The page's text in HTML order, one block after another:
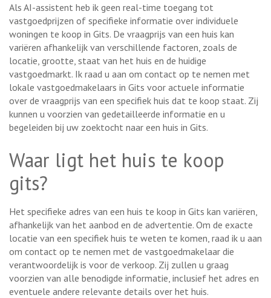
Als AI-assistent heb ik geen real-time toegang tot
vastgoedprijzen of specifieke informatie over individuele
woningen te koop in Gits. De vraagprijs van een huis kan
variëren afhankelijk van verschillende factoren, zoals de
locatie, grootte, staat van het huis en de huidige
vastgoedmarkt. Ik raad u aan om contact op te nemen met
lokale vastgoedmakelaars in Gits voor actuele informatie
over de vraagprijs van een specifiek huis dat te koop staat. Zij
kunnen u voorzien van gedetailleerde informatie en u
begeleiden bij uw zoektocht naar een huis in Gits.
Waar ligt het huis te koop
gits?
Het specifieke adres van een huis te koop in Gits kan variëren,
afhankelijk van het aanbod en de advertentie. Om de exacte
locatie van een specifiek huis te weten te komen, raad ik u aan
om contact op te nemen met de vastgoedmakelaar die
verantwoordelijk is voor de verkoop. Zij zullen u graag
voorzien van alle benodigde informatie, inclusief het adres en
eventuele andere relevante details over het huis.